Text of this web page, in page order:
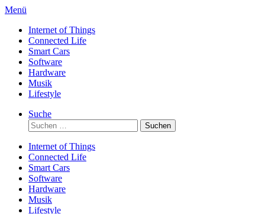
Direkt
Inhalt
Menü
Internet of Things
Connected Life
Smart Cars
Software
Hardware
Musik
Lifestyle
Suche
Suchen
nach:
Internet of Things
Connected Life
Smart Cars
Software
Hardware
Musik
Lifestyle